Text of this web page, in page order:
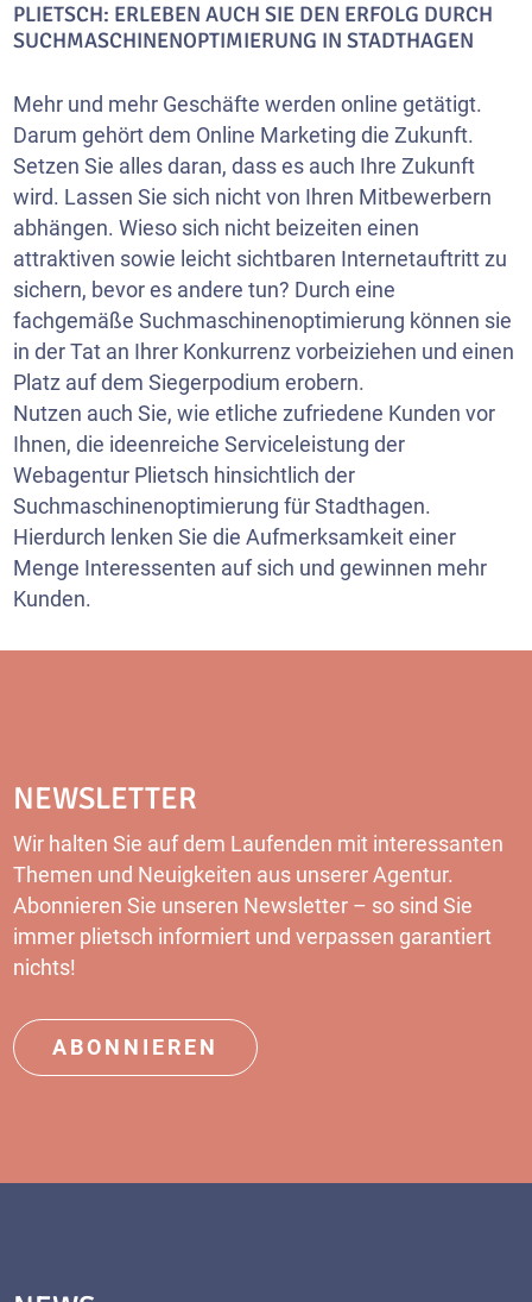
PLIETSCH: ERLEBEN AUCH SIE DEN ERFOLG DURCH
SUCHMASCHINENOPTIMIERUNG IN STADTHAGEN
Mehr und mehr Geschäfte werden online getätigt.
Darum gehört dem Online Marketing die Zukunft.
Setzen Sie alles daran, dass es auch Ihre Zukunft
wird. Lassen Sie sich nicht von Ihren Mitbewerbern
abhängen. Wieso sich nicht beizeiten einen
attraktiven sowie leicht sichtbaren Internetauftritt zu
sichern, bevor es andere tun? Durch eine
fachgemäße Suchmaschinenoptimierung können sie
in der Tat an Ihrer Konkurrenz vorbeiziehen und einen
Platz auf dem Siegerpodium erobern.
Nutzen auch Sie, wie etliche zufriedene Kunden vor
Ihnen, die ideenreiche Serviceleistung der
Webagentur Plietsch hinsichtlich der
Suchmaschinenoptimierung für Stadthagen.
Hierdurch lenken Sie die Aufmerksamkeit einer
Menge Interessenten auf sich und gewinnen mehr
Kunden.
NEWSLETTER
Wir halten Sie auf dem Laufenden mit interessanten
Themen und Neuigkeiten aus unserer Agentur.
Abonnieren Sie unseren Newsletter – so sind Sie
immer plietsch informiert und verpassen garantiert
nichts!
ABONNIEREN